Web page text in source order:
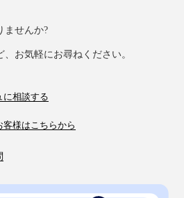
ってか、すぐに慣れて、洗面台
洗浄できていました。
ませんか?
お気軽にお尋ねください。
に相談する
客様はこちらから